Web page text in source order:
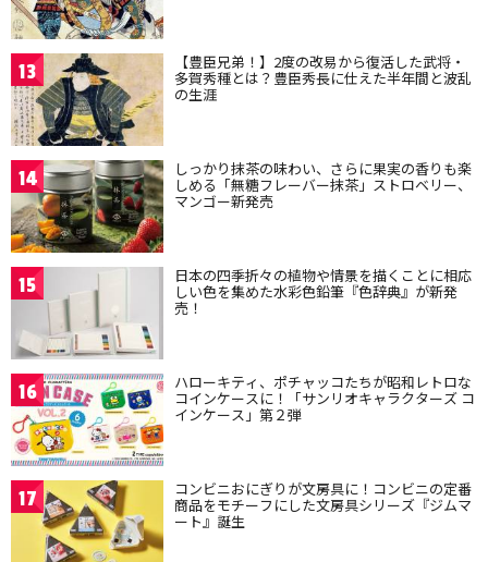
13 【豊臣兄弟！】2度の改易から復活した武将・
多賀秀種とは？豊臣秀長に仕えた半年間と波乱
の生涯
14 しっかり抹茶の味わい、さらに果実の香りも楽
しめる「無糖フレーバー抹茶」ストロベリー、
マンゴー新発売
15 日本の四季折々の植物や情景を描くことに相応
しい色を集めた水彩色鉛筆『色辞典』が新発
売！
16 ハローキティ、ポチャッコたちが昭和レトロな
コインケースに！「サンリオキャラクターズ コ
インケース」第２弾
17 コンビニおにぎりが文房具に！コンビニの定番
商品をモチーフにした文房具シリーズ『ジムマ
ート』誕生